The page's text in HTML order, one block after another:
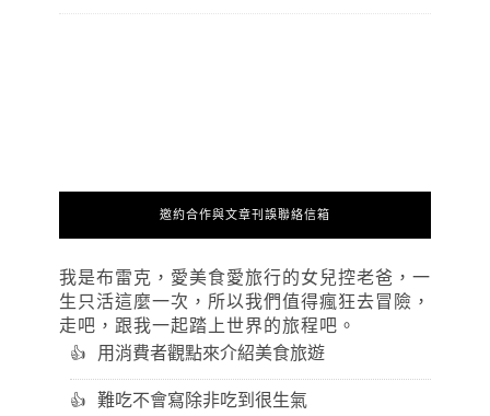
邀約合作與文章刊誤聯絡信箱
我是布雷克，愛美食愛旅行的女兒控老爸，一
生只活這麼一次，所以我們值得瘋狂去冒險，
走吧，跟我一起踏上世界的旅程吧。
用消費者觀點來介紹美食旅遊
難吃不會寫除非吃到很生氣